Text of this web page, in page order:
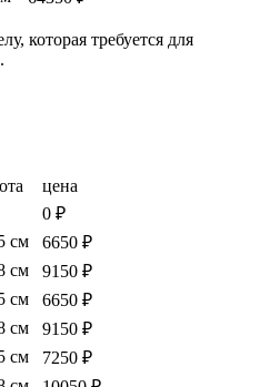
которая требуется для
цена
0 ₽
см
6650 ₽
см
9150 ₽
см
6650 ₽
см
9150 ₽
см
7250 ₽